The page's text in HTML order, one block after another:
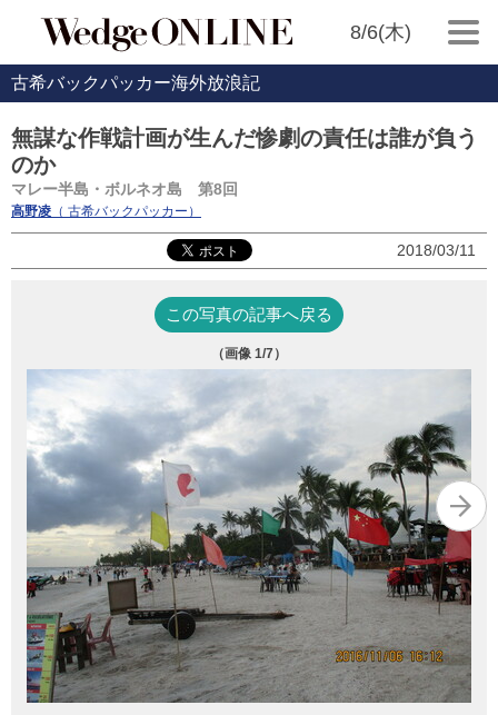
8/6(木)
古希バックパッカー海外放浪記
無謀な作戦計画が生んだ惨劇の責任は誰が負う
のか
マレー半島・ボルネオ島 第8回
高野凌 （ 古希バックパッカー）
2018/03/11
この写真の記事へ戻る
（画像 1/7）